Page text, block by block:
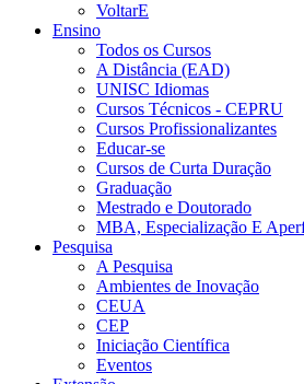
VoltarE
Ensino
Todos os Cursos
A Distância (EAD)
UNISC Idiomas
Cursos Técnicos - CEPRU
Cursos Profissionalizantes
Educar-se
Cursos de Curta Duração
Graduação
Mestrado e Doutorado
MBA, Especialização E
Pesquisa
A Pesquisa
Ambientes de Inovação
CEUA
CEP
Iniciação Científica
Eventos